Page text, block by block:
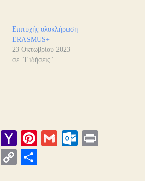
Επιτυχής ολοκλήρωση
ERASMUS+
23 Οκτωβρίου 2023
σε "Ειδήσεις"
Li
nk
ed
Y
ah
oo
Pi
G
O
Bl
C